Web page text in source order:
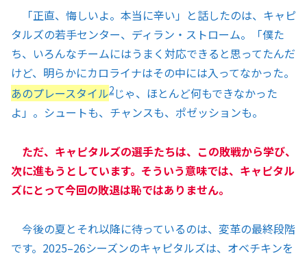
「正直、悔しいよ。本当に辛い」と話したのは、キャピ
タルズの若手センター、ディラン・ストローム。「僕た
ち、いろんなチームにはうまく対応できると思ってたんだ
けど、明らかにカロライナはその中には入ってなかった。
あのプレースタイル2じゃ、ほとんど何もできなかった
よ」。シュートも、チャンスも、ポゼッションも。
ただ、キャピタルズの選手たちは、この敗戦から学び、
次に進もうとしています。そういう意味では、キャピタル
ズにとって今回の敗退は恥ではありません。
今後の夏とそれ以降に待っているのは、変革の最終段階
です。2025–26シーズンのキャピタルズは、オベチキンを